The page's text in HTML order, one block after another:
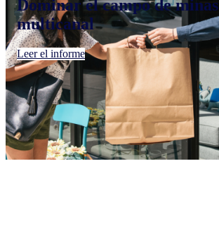
Dominar el campo de minas
multicanal
Leer el informe